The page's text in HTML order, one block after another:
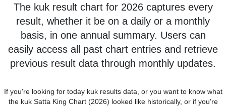
The kuk result chart for 2026 captures every
result, whether it be on a daily or a monthly
basis, in one annual summary. Users can
easily access all past chart entries and retrieve
previous result data through monthly updates.
If you're looking for today kuk results data, or you want to know what
the kuk Satta King Chart (2026) looked like historically, or if you're